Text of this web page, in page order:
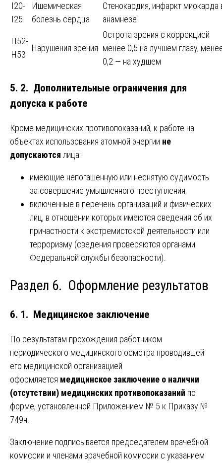
I20-
I25
Ишемическая
болезнь сердца
Стенокардия, инфаркт миокарда
анамнезе
H52-
H53
Нарушения зрения
Острота зрения с коррекцией
менее 0,5 на лучшем глазу,
0,2 — на худшем
5. 2. Дополнительные ограничения для
допуска к работе
Кроме медицинских противопоказаний, к работе на
объектах использования атомной энергии не
допускаются лица:
имеющие непогашенную или неснятую судимость
за совершение умышленного преступления;
включенные в перечень организаций и физических
лиц, в отношении которых имеются сведения об их
причастности к экстремистской деятельности или
терроризму (сведения проверяются органами
Федеральной службы безопасности).
Раздел 6. Оформление результатов
6. 1. Медицинское заключение
По результатам прохождения работником
периодического медицинского осмотра проводившей
его медицинской организацией
оформляется медицинское заключение о наличии
(отсутствии) медицинских противопоказаний по
форме, установленной Приложением № 5 к Приказу №
749н.
Заключение подписывается председателем врачебной
комиссии и членами врачебной комиссии с указанием